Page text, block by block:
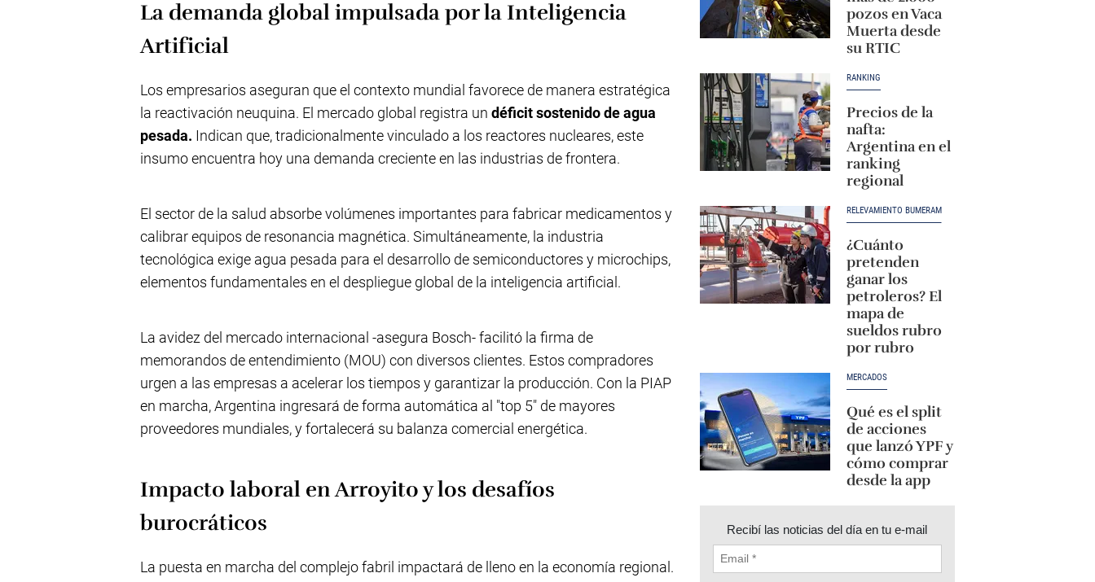
La demanda global impulsada por la Inteligencia
Artificial
Los empresarios aseguran que el contexto mundial favorece de manera estratégica
la reactivación neuquina. El mercado global registra un déficit sostenido de agua
pesada. Indican que, tradicionalmente vinculado a los reactores nucleares, este
insumo encuentra hoy una demanda creciente en las industrias de frontera.
El sector de la salud absorbe volúmenes importantes para fabricar medicamentos y
calibrar equipos de resonancia magnética. Simultáneamente, la industria
tecnológica exige agua pesada para el desarrollo de semiconductores y microchips,
elementos fundamentales en el despliegue global de la inteligencia artificial.
La avidez del mercado internacional -asegura Bosch- facilitó la firma de
memorandos de entendimiento (MOU) con diversos clientes. Estos compradores
urgen a las empresas a acelerar los tiempos y garantizar la producción. Con la PIAP
en marcha, Argentina ingresará de forma automática al "top 5" de mayores
proveedores mundiales, y fortalecerá su balanza comercial energética.
Impacto laboral en Arroyito y los desafíos
burocráticos
La puesta en marcha del complejo fabril impactará de lleno en la economía regional.
pozos en Vaca
Muerta desde
su RTIC
RANKING
Precios de la
nafta:
Argentina en el
ranking
regional
RELEVAMIENTO BUMERAM
¿Cuánto
pretenden
ganar los
petroleros? El
mapa de
sueldos rubro
por rubro
MERCADOS
Qué es el split
de acciones
que lanzó YPF y
cómo comprar
desde la app
Recibí las noticias del día en tu e-mail